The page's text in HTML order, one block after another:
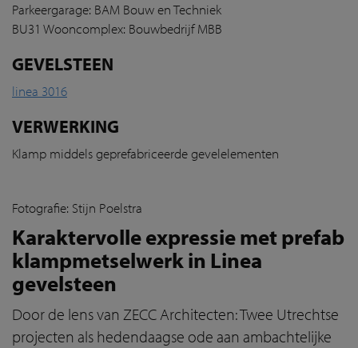
Parkeergarage: BAM Bouw en Techniek
BU31 Wooncomplex: Bouwbedrijf MBB
GEVELSTEEN
linea 3016
VERWERKING
Klamp middels geprefabriceerde gevelelementen
Fotografie: Stijn Poelstra
Karaktervolle expressie met prefab
klampmetselwerk in Linea
gevelsteen
Door de lens van ZECC Architecten: Twee Utrechtse
projecten als hedendaagse ode aan ambachtelijke